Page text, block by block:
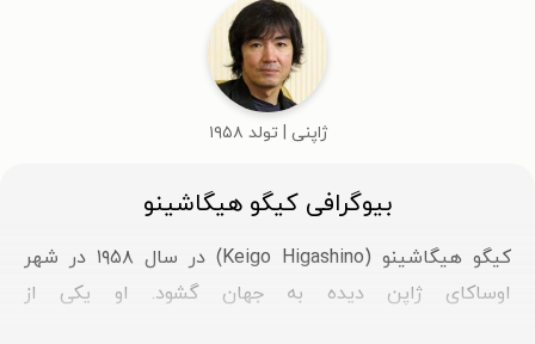
ژاپنی | تولد ۱۹۵۸
بیوگرافی کیگو هیگاشینو
کیگو هیگاشینو (Keigo Higashino) در سال ۱۹۵۸ در شهر
اوساکای ژاپن دیده به جهان گشود. او یکی از